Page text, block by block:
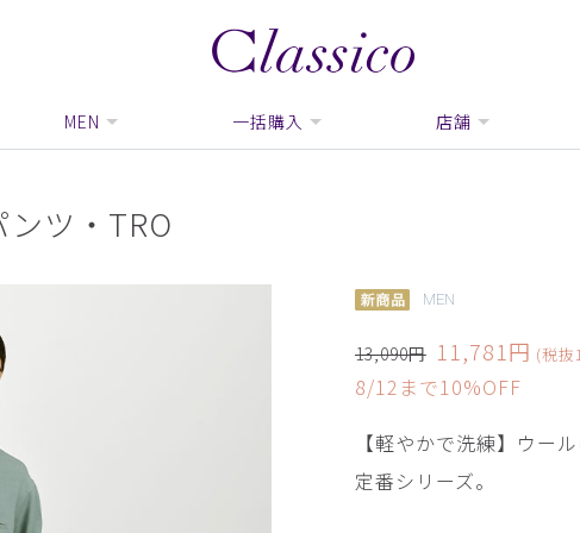
MEN 一括購入 店舗
ツ・TRO
MEN
13,090円 11,781円 (税
8/12まで10%OFF
【軽やかで洗練】ウー
定番シリーズ。